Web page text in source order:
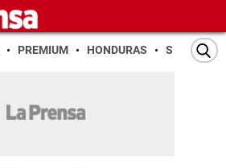
PREMIUM HONDURAS SAN PEDRO